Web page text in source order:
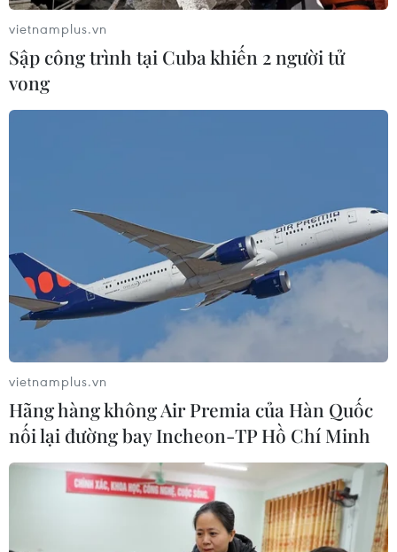
vietnamplus.vn
Sập công trình tại Cuba khiến 2 người tử
vong
vietnamplus.vn
Hãng hàng không Air Premia của Hàn Quốc
nối lại đường bay Incheon-TP Hồ Chí Minh